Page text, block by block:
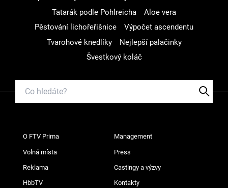
Tatarák podle Pohlreicha
Aloe vera
Pěstování lichořeřišnice
Výpočet ascendentu
Tvarohové knedlíky
Nejlepší palačinky
Švestkový koláč
O FTV Prima Management
Volná místa Press
Reklama Castingy a výzvy
HbbTV Kontakty